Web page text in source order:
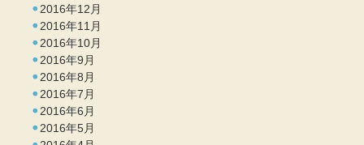
2016年12月
2016年11月
2016年10月
2016年9月
2016年8月
2016年7月
2016年6月
2016年5月